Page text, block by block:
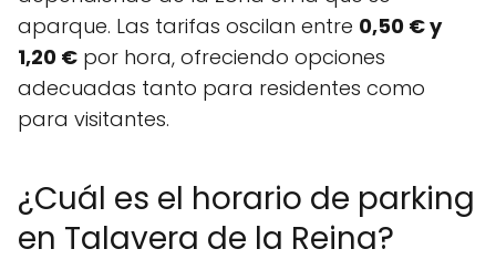
aparque. Las tarifas oscilan entre 0,50 € y
1,20 € por hora, ofreciendo opciones
adecuadas tanto para residentes como
para visitantes.
¿Cuál es el horario de parking
en Talavera de la Reina?